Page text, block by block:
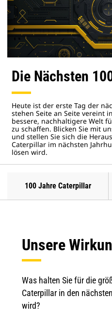
Die Nächsten
Heute ist der erste Tag der
stehen Seite an Seite vereint
bessere, nachhaltigere Welt
zu schaffen. Blicken Sie mit
und stellen Sie sich die
Caterpillar im nächsten
lösen wird.
100 Jahre Caterpillar
Unsere
Was halten Sie für die
Caterpillar in den
wird?